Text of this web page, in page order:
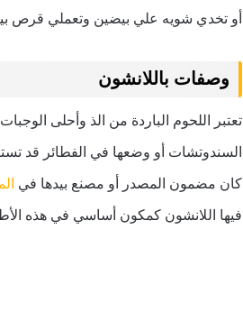
أو تخدي شويه علي بيضين وتعملي قرص
وصفات باللانشون
تعتبر اللحوم الباردة من الذ وأحلى
السندوتشات أو وضعها في الفطائر قد
كان مضمون المصدر أو مصنع بيدها في
فيها اللانشون كمكون أساسي في هذه